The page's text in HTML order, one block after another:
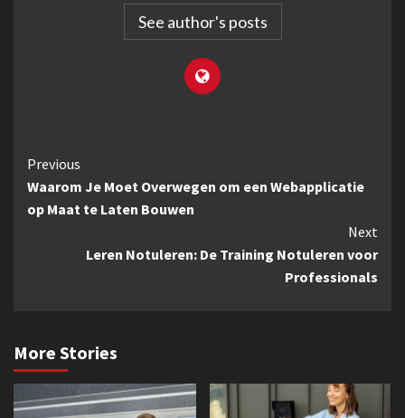
See author's posts
Continue
Reading
Previous
Waarom Je Moet Overwegen om een Webapplicatie
op Maat te Laten Bouwen
Next
Leren Notuleren: De Training Notuleren voor
Professionals
More Stories